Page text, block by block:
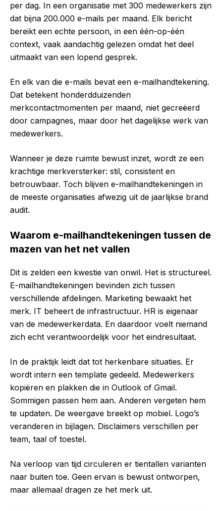
per dag. In een organisatie met 300 medewerkers zijn
dat bijna 200.000 e-mails per maand. Elk bericht
bereikt een echte persoon, in een één-op-één
context, vaak aandachtig gelezen omdat het deel
uitmaakt van een lopend gesprek.
En elk van die e-mails bevat een e-mailhandtekening.
Dat betekent honderdduizenden
merkcontactmomenten per maand, niet gecreëerd
door campagnes, maar door het dagelijkse werk van
medewerkers.
Wanneer je deze ruimte bewust inzet, wordt ze een
krachtige merkversterker: stil, consistent en
betrouwbaar. Toch blijven e-mailhandtekeningen in
de meeste organisaties afwezig uit de jaarlijkse brand
audit.
Waarom e-mailhandtekeningen tussen de
mazen van het net vallen
Dit is zelden een kwestie van onwil. Het is structureel.
E-mailhandtekeningen bevinden zich tussen
verschillende afdelingen. Marketing bewaakt het
merk. IT beheert de infrastructuur. HR is eigenaar
van de medewerkerdata. En daardoor voelt niemand
zich echt verantwoordelijk voor het eindresultaat.
In de praktijk leidt dat tot herkenbare situaties. Er
wordt intern een template gedeeld. Medewerkers
kopiëren en plakken die in Outlook of Gmail.
Sommigen passen hem aan. Anderen vergeten hem
te updaten. De weergave breekt op mobiel. Logo’s
veranderen in bijlagen. Disclaimers verschillen per
team, taal of toestel.
Na verloop van tijd circuleren er tientallen varianten
naar buiten toe. Geen ervan is bewust ontworpen,
maar allemaal dragen ze het merk uit.